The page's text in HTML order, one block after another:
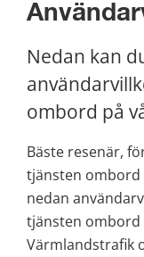
Nedan kan
ombord på
Bäste resenär,
tjänsten ombord
nedan
tjänsten ombord
Värmlandstrafik